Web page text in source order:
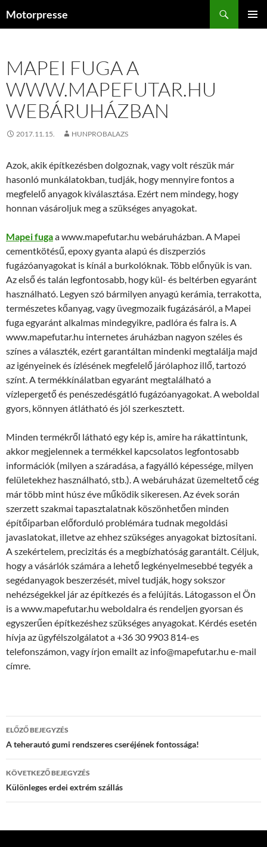
Motorpresse
MAPEI FUGA A
WWW.MAPEFUTAR.HU
WEBÁRUHÁZBAN
2017.11.15. HUNPROBALAZS
Azok, akik építkezésben dolgoznak, vagy volt részük már
hasonló munkálatokban, tudják, hogy mennyire fontos a
megfelelő anyagok kiválasztása. Ezért nem mindegy, hogy
honnan vásároljuk meg a szükséges anyagokat.
Mapei fugaa www.mapefutar.hu webáruházban. A Mapei
cementkötésű, epoxy gyanta alapú és diszperziós
fugázóanyagokat is kínál a burkolóknak. Több előnyük is van.
Az első és talán legfontosabb, hogy kül- és beltérben egyaránt
használható. Legyen szó bármilyen anyagú kerámia, terrakotta,
természetes kőanyag, vagy üvegmozaik fugázásáról, a Mapei
fuga egyaránt alkalmas mindegyikre, padlóra és falra is. A
www.mapefutar.hu internetes áruházban nagyon széles és
színes a választék, ezért garantáltan mindenki megtalálja majd
az igényeinek és ízlésének megfelelő járólaphoz illő, tartozó
színt. A termékkínálatban egyaránt megtalálható a
vízlepergető és penészedésgátló fugázóanyagokat. A weboldal
gyors, könnyen átlátható és jól szerkesztett.
Minden termékről látható egy kép is, amire ha rákattintunk,
akkor megjelennek a termékkel kapcsolatos legfontosabb
információk (milyen a száradása, a fagyálló képessége, milyen
felületekhez használható, stb.). A webáruházat üzemeltető cég
már több mint húsz éve működik sikeresen. Az évek során
szerzett szakmai tapasztalatnak köszönhetően minden
építőiparban előforduló problémára tudnak megoldási
javaslatokat, illetve az ehhez szükséges anyagokat biztosítani.
A szekértelem, precizitás és a megbízhatóság garantált. Céljuk,
hogy a vásárlók számára a lehető legkényelmesebbé tegyék a
segédanyagok beszerzését, mivel tudják, hogy sokszor
nehézségekkel jár az építkezés és a felújítás. Látogasson el Ön
is a www.mapefutar.hu weboldalra és rendeljen gyorsan és
egyszerűen építkezéshez szükséges anyagokat. Kérdés esetén
hívja az ügyfélszolgálatot a +36 30 9903 814-es
telefonszámon, vagy írjon emailt az info@mapefutar.hu e-mail
címre.
Bejegyzés
navigáció
ELŐZŐ BEJEGYZÉS
A teherautó gumi rendszeres cseréjének fontossága!
KÖVETKEZŐ BEJEGYZÉS
Különleges erdei extrém szállás